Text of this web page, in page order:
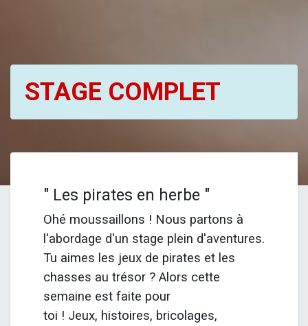
STAGE COMPLET
" Les pirates en herbe "
Ohé moussaillons ! Nous partons à
l'abordage d'un stage plein d'aventures.
Tu aimes les jeux de pirates et les
chasses au trésor ? Alors cette
semaine est faite pour
toi ! Jeux, histoires, bricolages,